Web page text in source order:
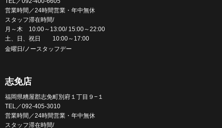
営業時間／24時間営業・年中無休
スタッフ滞在時間/
月～木 10:00～13:00/ 15:00～22:00
土、日、祝日 10:00～17:00
金曜日/ノースタッフデー
志免店
福岡県糟屋郡志免町別府１丁目９−１
TEL／092-405-3010
営業時間／24時間営業・年中無休
スタッフ滞在時間/